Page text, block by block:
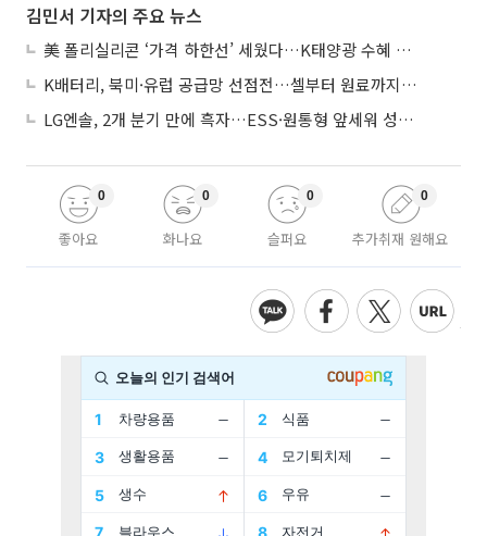
김민서 기자의 주요 뉴스
美 폴리실리콘 ‘가격 하한선’ 세웠다…K태양광 수혜 기대
K배터리, 북미·유럽 공급망 선점전…셀부터 원료까지 현지화
LG엔솔, 2개 분기 만에 흑자…ESS·원통형 앞세워 성장 가속
좋아요
0
화나요
0
슬퍼요
0
추가취재 원해요
0